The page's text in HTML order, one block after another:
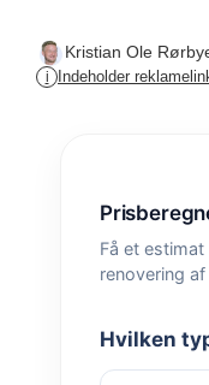
Kristian Ole
i Indeholder
Få et
renovering af
Hvilken